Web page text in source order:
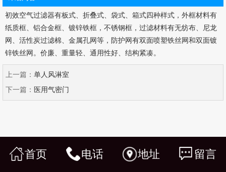
初效空气过滤器有板式、折叠式、袋式、箱式四种样式，外框材料有
纸质框、铝合金框、镀锌铁框，不锈钢框，过滤材料有无纺布、尼龙
网、活性炭过滤棉、金属孔网等，防护网有双面喷塑铁丝网和双面镀
锌铁丝网。价廉、重量轻、通用性好、结构紧凑。
上一篇： 单人风淋室
下一篇： 医用气密门
首页 电话 地址 留言